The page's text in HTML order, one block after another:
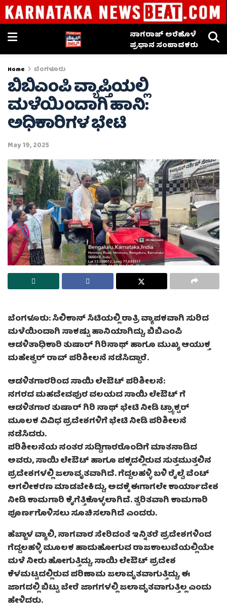
ನಾಗರಾಜ್ ಅರೆಹೊಳೆ
ಪ್ರಧಾನ ಸಂಪಾದಕರು
Home ಬೆಂಗಳೂರು
ಬಿಬಿಎಂಪಿ ವ್ಯಾಪ್ತಿಯಲ್ಲಿ
ಮಳೆಯಿಂದಾಗಿ ಹಾನಿ:
ಅಧಿಕಾರಿಗಳ ಭೇಟಿ
May 19, 2025
ಬೆಂಗಳೂರು: ಸಿಲಿಕಾನ್ ಸಿಟಿಯಲ್ಲಿ ರಾತ್ರಿ ವ್ಯಾಪಕವಾಗಿ ಸುರಿದ
ಮಳೆಯಿಂದಾಗಿ ಸಾಕಷ್ಟು ಹಾನಿಯಾಗಿದ್ದು, ಬಿಬಿಎಂಪಿ
ಆಡಳಿತಾಧಿಕಾರಿ ತುಷಾರ್ ಗಿರಿನಾಥ್ ಹಾಗೂ ಮುಖ್ಯ ಆಯುಕ್ತ
ಮಹೇಶ್ವರ್ ರಾವ್ ಪರಿಶೀಲನೆ ನಡೆಸಿದ್ದಾರೆ.
ಆಡಳಿತಗಾರರಿಂದ ಸಾಯಿ ಲೇಔಟ್ ಪರಿಶೀಲನೆ:
ನಗರದ ಮಹದೇವಪುರ ವಲಯದ ಸಾಯಿ ಲೇಔಟ್ ಗೆ
ಆಡಳಿತಗಾರ ತುಷಾರ್ ಗಿರಿ ನಾಥ್ ಭೇಟಿ ನೀಡಿ ಟ್ರ್ಯಾಕ್ಟರ್
ಮೂಲಕ ವಿವಿಧ ಪ್ರದೇಶಗಳಿಗೆ ಭೇಟಿ ನೀಡಿ ಪರಿಶೀಲನೆ
ನಡೆಸಿದರು.
ಪರಿಶೀಲನೆಯ ನಂತರ ಸುದ್ದಿಗಾರರೊಂದಿಗೆ ಮಾತನಾಡಿದ
ಅವರು, ಸಾಯಿ ಲೇಔಟ್ ಹಾಗೂ ಪಕ್ಕದಲ್ಲಿರುವ ಸುತ್ತಮುತ್ತಲಿನ
ಪ್ರದೇಶಗಳಲ್ಲಿ ಜಲಾವೃತವಾಗಿದೆ. ಗೆದ್ದಲಹಳ್ಳಿ ಬಳಿ ರೈಲ್ವೆ ವೆಂಟ್
ಅಗಲೀಕರಣ ಮಾಡಬೇಕಿದ್ದು, ಅದಕ್ಕೆ ಈಗಾಗಲೇ ಕಾರ್ಯಾದೇಶ
ನೀಡಿ ಕಾಮಗಾರಿ ಕೈಗೆತ್ತಿಕೊಳ್ಳಲಾಗಿದೆ. ತ್ವರಿತವಾಗಿ ಕಾಮಗಾರಿ
ಪೂರ್ಣಗೊಳಿಸಲು ಸೂಚಿಸಲಾಗಿದೆ ಎಂದರು.
ಹೆಬ್ಬಾಳ ವ್ಯಾಲಿ, ನಾಗವಾರ ಸೇರಿದಂತೆ ಇನ್ನಿತರೆ ಪ್ರದೇಶಗಳಿಂದ
ಗೆದ್ದಲಹಳ್ಳಿ ಮೂಲಕ ಹಾದುಹೋಗುವ ರಾಜಕಾಲುವೆಯಲ್ಲಿಯೇ
ಮಳೆ ನೀರು ಹೋಗುತ್ತಿದ್ದು, ಸಾಯಿ ಲೇಔಟ್ ಪ್ರದೇಶ
ಕೆಳಮಟ್ಟದಲ್ಲಿರುವ ಪರಿಣಾಮ ಜಲಾವೃತವಾಗುತ್ತಿದ್ದು, ಈ
ಜಾಗದಲ್ಲಿ ಬಿಟ್ಟು ಬೇರೆ ಜಾಗಗಳಲ್ಲಿ ಜಲಾವೃತವಾಗುತ್ತಿಲ್ಲ ಎಂದು
ಹೇಳಿದರು.